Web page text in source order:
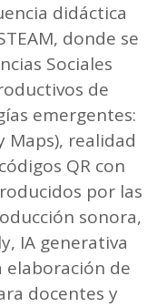
didáctica
donde se
Sociales
de
emergentes:
Maps), realidad
QR con
por las
sonora,
IA generativa
elaboración de
docentes y